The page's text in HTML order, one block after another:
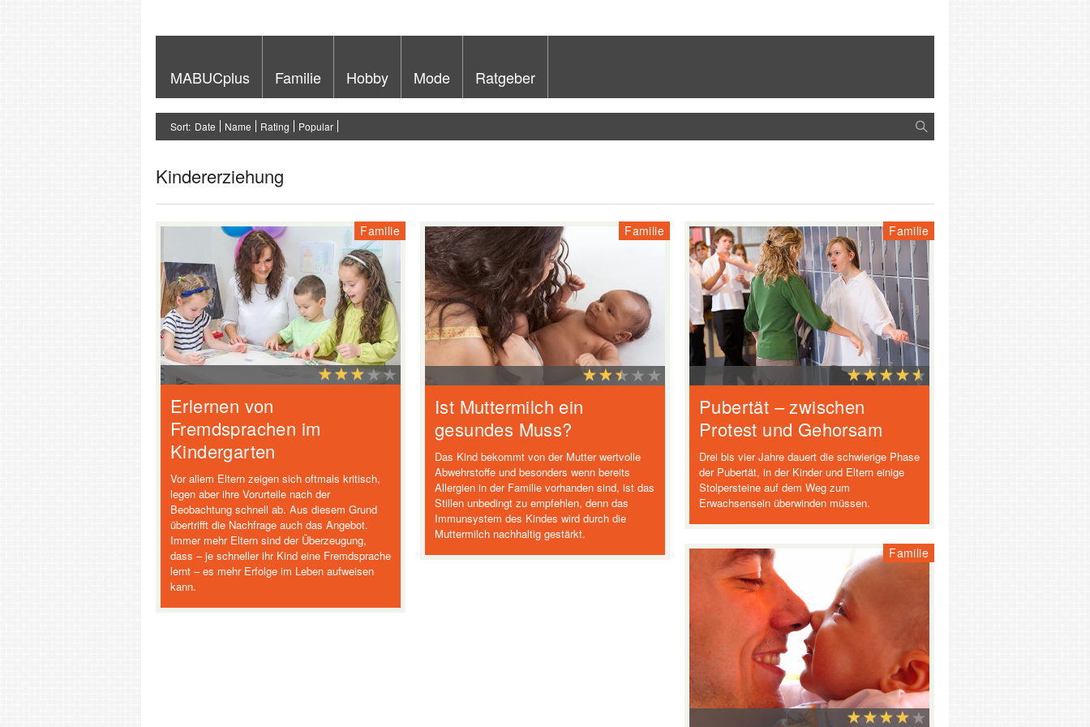
MABUCplus Familie Hobby Mode Ratgeber
Sort: Date Name Rating Popular
Kindererziehung
Familie
Erlernen von
Fremdsprachen im
Kindergarten
Vor allem Eltern zeigen sich oftmals kritisch,
legen aber ihre Vorurteile nach der
Beobachtung schnell ab. Aus diesem Grund
übertrifft die Nachfrage auch das Angebot.
Immer mehr Eltern sind der Überzeugung,
dass – je schneller ihr Kind eine Fremdsprache
lernt – es mehr Erfolge im Leben aufweisen
kann.
Familie
Ist Muttermilch ein
gesundes Muss?
Das Kind bekommt von der Mutter wertvolle
Abwehrstoffe und besonders wenn bereits
Allergien in der Familie vorhanden sind, ist das
Stillen unbedingt zu empfehlen, denn das
Immunsystem des Kindes wird durch die
Muttermilch nachhaltig gestärkt.
Familie
Pubertät – zwischen
Protest und Gehorsam
Drei bis vier Jahre dauert die schwierige Phase
der Pubertät, in der Kinder und Eltern einige
Stolpersteine auf dem Weg zum
Erwachsensein überwinden müssen.
Familie